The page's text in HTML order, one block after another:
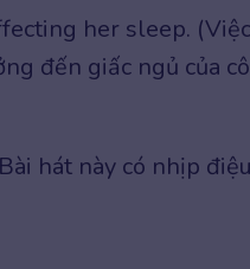
her sleep. (Việc
đến giấc ngủ của cô
hát này có nhịp